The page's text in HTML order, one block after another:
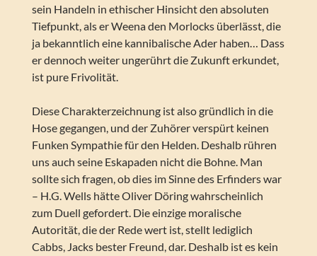
sein Handeln in ethischer Hinsicht den absoluten
Tiefpunkt, als er Weena den Morlocks überlässt, die
ja bekanntlich eine kannibalische Ader haben… Dass
er dennoch weiter ungerührt die Zukunft erkundet,
ist pure Frivolität.
Diese Charakterzeichnung ist also gründlich in die
Hose gegangen, und der Zuhörer verspürt keinen
Funken Sympathie für den Helden. Deshalb rühren
uns auch seine Eskapaden nicht die Bohne. Man
sollte sich fragen, ob dies im Sinne des Erfinders war
– H.G. Wells hätte Oliver Döring wahrscheinlich
zum Duell gefordert. Die einzige moralische
Autorität, die der Rede wert ist, stellt lediglich
Cabbs, Jacks bester Freund, dar. Deshalb ist es kein